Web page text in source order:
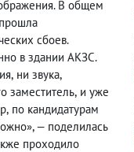
В общем
сбоев.
в здании АКЗС.
, ни звука,
заместитель, и уже
, по кандидатурам
— поделилась
проходило